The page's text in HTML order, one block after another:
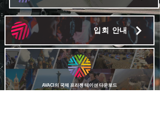
입회 안내
AVACI의 국제 프리젠 테이션 다운로드